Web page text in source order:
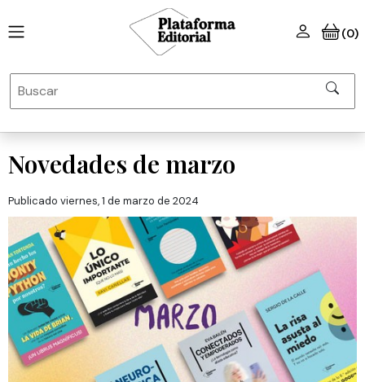
(0)
Novedades de marzo
Publicado viernes, 1 de marzo de 2024